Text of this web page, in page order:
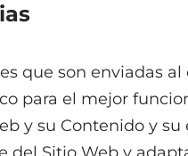
que son enviadas
para el mejor
y su Contenido y